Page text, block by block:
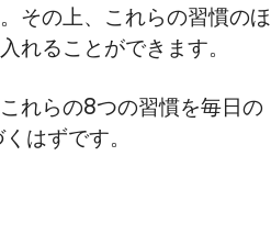
その上、これらの習慣のほ
れることができます。
れらの8つの習慣を毎日の
はずです。